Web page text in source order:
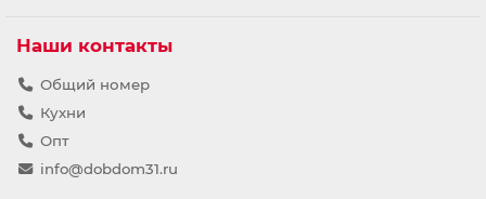
Наши контакты
Общий номер
Кухни
Опт
info@dobdom31.ru